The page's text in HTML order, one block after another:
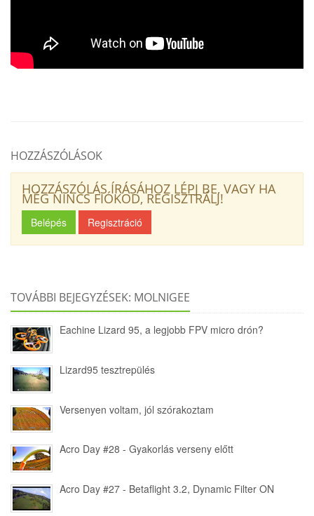
HOZZÁSZÓLÁSOK
HOZZÁSZÓLÁS ÍRÁSÁHOZ LÉPJ BE, VAGY HA
MÉG NINCS FIÓKOD, REGISZTRÁLJ!
Belépés Regisztráció
TOVÁBBI BEJEGYZÉSEK: MOLNIGEE
Eachine Lizard 95, a legjobb FPV micro drón?
Lizard95 tesztrepülés
Versenyen voltam, jól szórakoztam
Acro Day #28 - Gyakorlás verseny előtt
Acro Day #27 - Betaflight 3.2, Dynamic Filter ON